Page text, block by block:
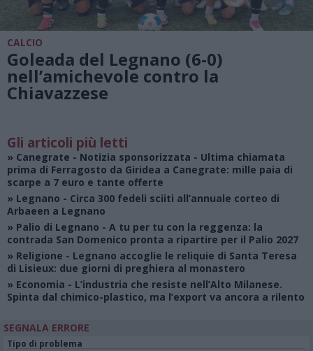
CALCIO
Goleada del Legnano (6-0)
nell’amichevole contro la
Chiavazzese
Gli articoli più letti
» Canegrate - Notizia sponsorizzata - Ultima chiamata
prima di Ferragosto da Giridea a Canegrate: mille paia di
scarpe a 7 euro e tante offerte
» Legnano - Circa 300 fedeli sciiti all’annuale corteo di
Arbaeen a Legnano
» Palio di Legnano - A tu per tu con la reggenza: la
contrada San Domenico pronta a ripartire per il Palio 2027
» Religione - Legnano accoglie le reliquie di Santa Teresa
di Lisieux: due giorni di preghiera al monastero
» Economia - L’industria che resiste nell’Alto Milanese.
Spinta dal chimico-plastico, ma l’export va ancora a rilento
SEGNALA ERRORE
Tipo di problema